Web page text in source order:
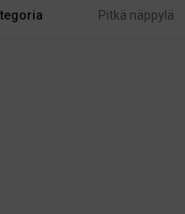
Pitkä näppylä